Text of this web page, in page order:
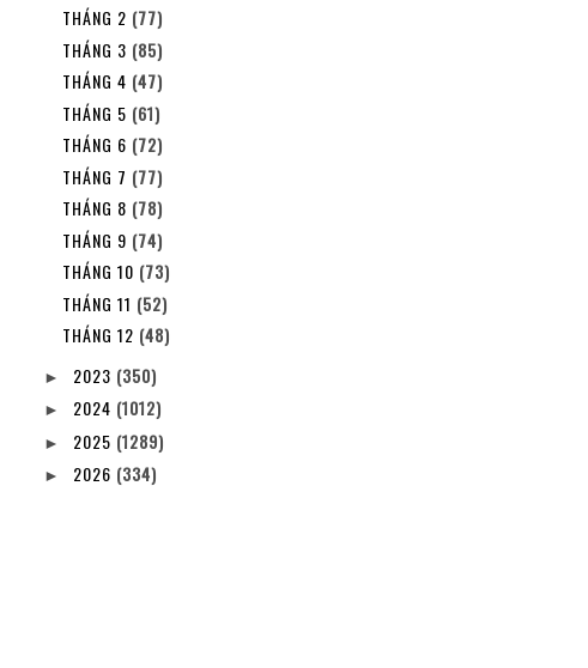
THÁNG 2 (77)
THÁNG 3 (85)
THÁNG 4 (47)
THÁNG 5 (61)
THÁNG 6 (72)
THÁNG 7 (77)
THÁNG 8 (78)
THÁNG 9 (74)
THÁNG 10 (73)
THÁNG 11 (52)
THÁNG 12 (48)
► 2023 (350)
► 2024 (1012)
► 2025 (1289)
► 2026 (334)